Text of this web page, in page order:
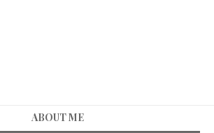
ABOUT ME